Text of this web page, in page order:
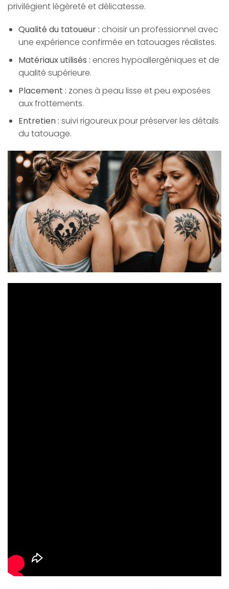
privilégient légèreté et délicatesse.
Qualité du tatoueur : choisir un professionnel avec
une expérience confirmée en tatouages réalistes.
Matériaux utilisés : encres hypoallergéniques et de
qualité supérieure.
Placement : zones à peau lisse et peu exposées
aux frottements.
Entretien : suivi rigoureux pour préserver les détails
du tatouage.